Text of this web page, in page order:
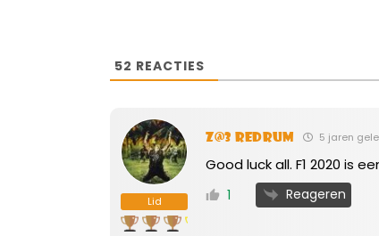
52 REACTIES
Lid
Z@3 Redrum 5 jaren
Good luck all. F1 2020 is
1 Reageren